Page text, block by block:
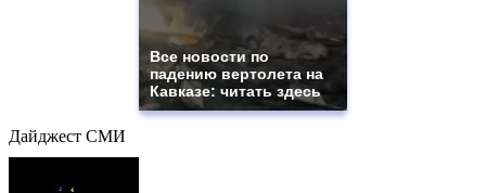
Все новости по
падению вертолета на
Кавказе: читать здесь
Дайджест СМИ